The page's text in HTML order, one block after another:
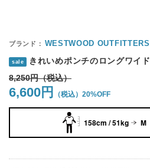
WESTWOOD OUTFITTERS
sale
きれいめポンチのロングワイド
8,250円
6,600円 20%OFF
158cm / 51kg M